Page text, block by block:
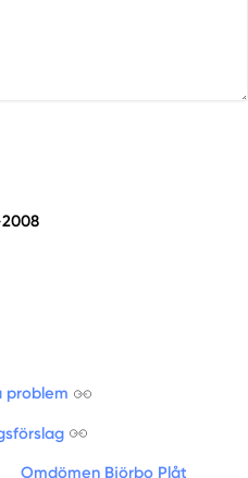
problem
Omdömen Björbo Plåt